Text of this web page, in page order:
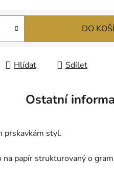
DO
Hlídat Sdílet
Ostatní
prskavkám styl.
na papír strukturovaný o